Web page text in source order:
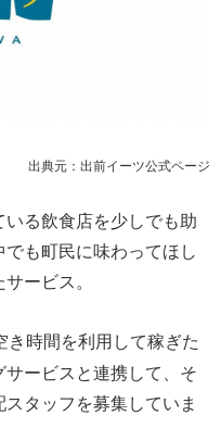
出典元：出前イーツ公式ページ
る飲食店を少しでも助
も町民に味わってほし
ービス。
き時間を利用して稼ぎた
ービスと連携して、そ
タッフを募集していま